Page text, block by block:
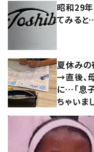
昭和29
てみると
夏休みの
→直後、
に…「息
ちゃいま